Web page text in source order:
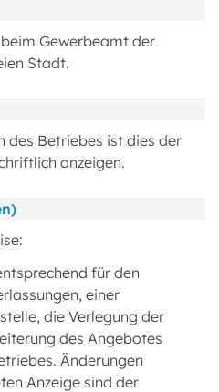
Gewerbeamt der
Stadt.
des Betriebes ist dies der
anzeigen.
für den
einer
die Verlegung der
des Angebotes
Änderungen
Anzeige sind der